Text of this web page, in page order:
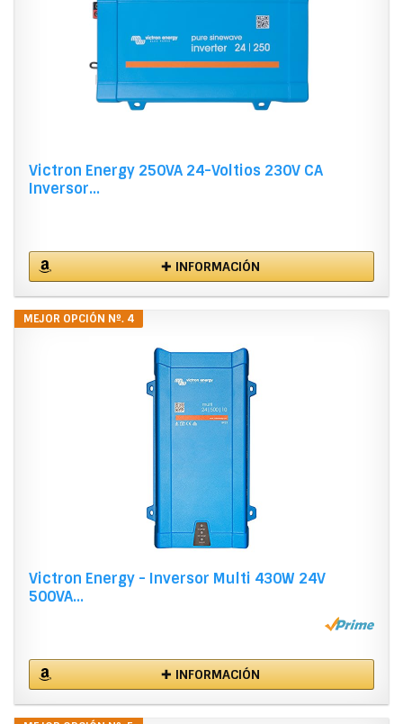
Victron Energy 250VA 24-Voltios 230V CA
Inversor...
✚ INFORMACIÓN
MEJOR OPCIÓN Nº. 4
Victron Energy - Inversor Multi 430W 24V
500VA...
✚ INFORMACIÓN